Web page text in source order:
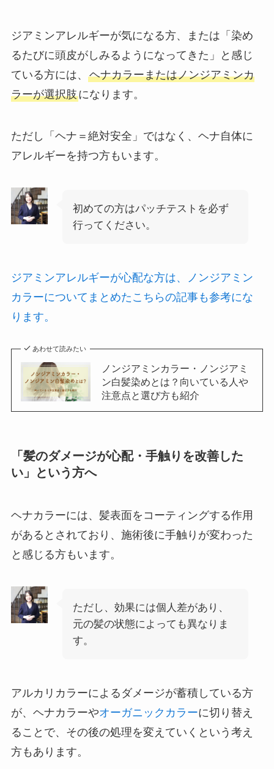
ジアミンアレルギーが気になる方、または「染め
るたびに頭皮がしみるようになってきた」と感じ
ている方には、 ヘナカラーまたはノンジアミンカ
ラーが選択肢になります。
ただし「ヘナ＝絶対安全」ではなく、ヘナ自体に
アレルギーを持つ方もいます。
初めての方はパッチテストを必ず
行ってください。
ジアミンアレルギーが心配な方は、ノンジアミン
カラーについてまとめたこちらの記事も参考にな
ります。
あわせて読みたい
ノンジアミンカラー・ノンジアミ
ン白髪染めとは？向いている人や
注意点と選び方も紹介
「髪のダメージが心配・手触りを改善した
い」という方へ
ヘナカラーには、髪表面をコーティングする作用
があるとされており、施術後に手触りが変わった
と感じる方もいます。
ただし、効果には個人差があり、
元の髪の状態によっても異なりま
す。
アルカリカラーによるダメージが蓄積している方
が、ヘナカラーやオーガニックカラーに切り替え
ることで、その後の処理を変えていくという考え
方もあります。